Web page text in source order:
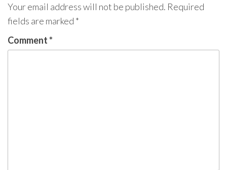
Your email address will not be published. Required
fields are marked *
Comment*